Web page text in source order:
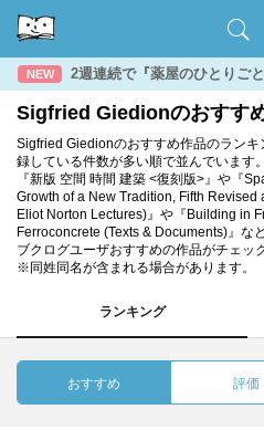
NEW 2週連続で『薬屋のひとりご
Sigfried Giedionのおすす
Sigfried Giedionのおすすめ作品のラン
録している件数が多い順で並んでいます。
『新版 空間 時間 建築 <復刻版>』や『
Growth of a New Tradition, Fifth
Eliot Norton Lectures)』や『Building in
Ferroconcrete (Texts & Documents)』な
ブクログユーザおすすめの作品がチェッ
※同姓同名が含まれる場合があります。
ランキング
おすすめ 評価